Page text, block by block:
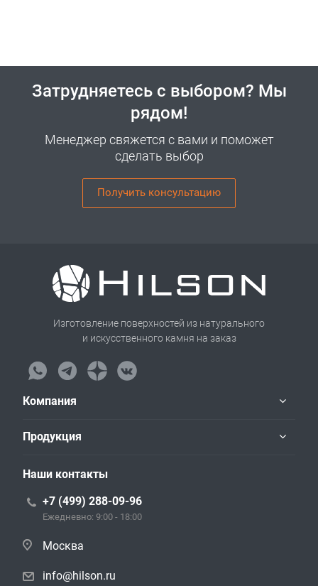
Затрудняетесь с выбором? Мы
рядом!
Менеджер свяжется с вами и поможет
сделать выбор
Получить консультацию
Изготовление поверхностей из натурального
и искусственного камня на заказ
Компания
Продукция
Наши контакты
+7 (499) 288-09-96
Ежедневно: 9:00 - 18:00
Москва
info@hilson.ru